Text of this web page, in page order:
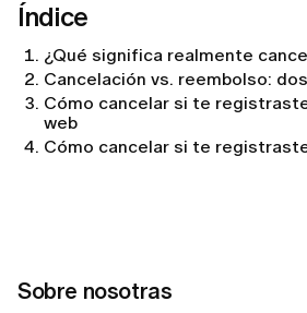
Sobre nosotras
Índice
¿Qué significa realmente
Cancelación vs. reembolso:
Cómo cancelar si te
web
Cómo cancelar si te
Store)
Cuánto tardan los reembolsos